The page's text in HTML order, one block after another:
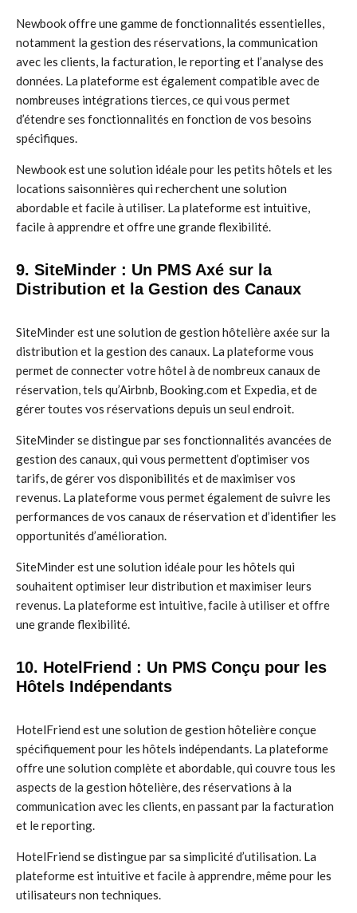
Newbook offre une gamme de fonctionnalités essentielles,
notamment la gestion des réservations, la communication
avec les clients, la facturation, le reporting et l’analyse des
données. La plateforme est également compatible avec de
nombreuses intégrations tierces, ce qui vous permet
d’étendre ses fonctionnalités en fonction de vos besoins
spécifiques.
Newbook est une solution idéale pour les petits hôtels et les
locations saisonnières qui recherchent une solution
abordable et facile à utiliser. La plateforme est intuitive,
facile à apprendre et offre une grande flexibilité.
9. SiteMinder : Un PMS Axé sur la
Distribution et la Gestion des Canaux
SiteMinder est une solution de gestion hôtelière axée sur la
distribution et la gestion des canaux. La plateforme vous
permet de connecter votre hôtel à de nombreux canaux de
réservation, tels qu’Airbnb, Booking.com et Expedia, et de
gérer toutes vos réservations depuis un seul endroit.
SiteMinder se distingue par ses fonctionnalités avancées de
gestion des canaux, qui vous permettent d’optimiser vos
tarifs, de gérer vos disponibilités et de maximiser vos
revenus. La plateforme vous permet également de suivre les
performances de vos canaux de réservation et d’identifier les
opportunités d’amélioration.
SiteMinder est une solution idéale pour les hôtels qui
souhaitent optimiser leur distribution et maximiser leurs
revenus. La plateforme est intuitive, facile à utiliser et offre
une grande flexibilité.
10. HotelFriend : Un PMS Conçu pour les
Hôtels Indépendants
HotelFriend est une solution de gestion hôtelière conçue
spécifiquement pour les hôtels indépendants. La plateforme
offre une solution complète et abordable, qui couvre tous les
aspects de la gestion hôtelière, des réservations à la
communication avec les clients, en passant par la facturation
et le reporting.
HotelFriend se distingue par sa simplicité d’utilisation. La
plateforme est intuitive et facile à apprendre, même pour les
utilisateurs non techniques.